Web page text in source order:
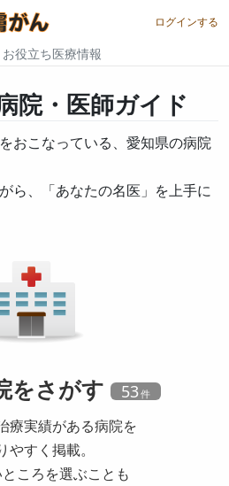
ログインする
お役立ち医療情報
院・医師ガイド
おこなっている、愛知県の病院
ら、「あなたの名医」を上手に
をさがす 53
療実績がある病院を
やすく掲載。
ころを選ぶことも